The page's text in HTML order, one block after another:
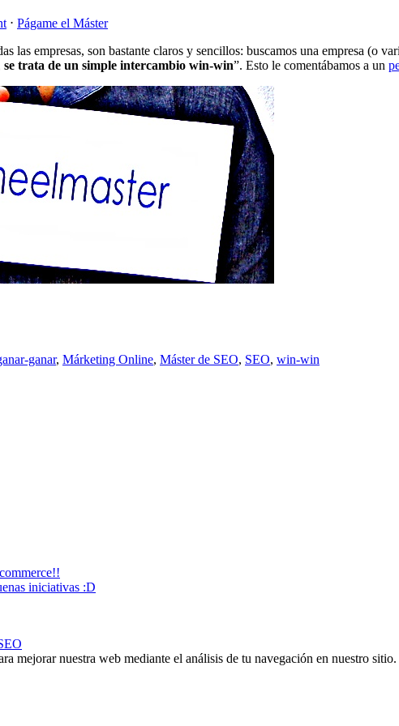
⋅ Págame el Máster
las empresas, son bastante claros y sencillos: buscamos una empresa (o
se trata de un simple intercambio win-win”. Esto le comentábamos a un
ganar, Márketing Online, Máster de SEO, SEO, win-win
iniciativas :D
mejorar nuestra web mediante el análisis de tu navegación en nuestro